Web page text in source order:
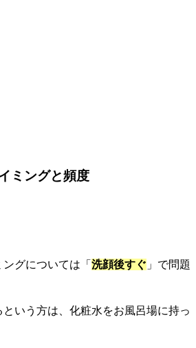
ミングと頻度
グについては「 洗顔後すぐ 」で問題
いう方は、化粧水をお風呂場に持っ